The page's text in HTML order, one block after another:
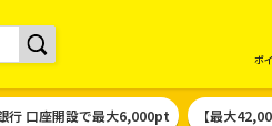
イト | ハピタス
ポ
行 口座開設で最大6,000pt 【最大